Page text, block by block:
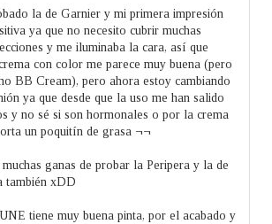
la de Garnier y mi primera impresión
ya que no necesito cubrir muchas
y me iluminaba la cara, así que
con color me parece muy buena (pero
BB Cream), pero ahora estoy cambiando
ya que desde que la uso me han salido
y no sé si son hormonales o por la crema
un poquitín de grasa ¬¬
ganas de probar la Peripera y la de
también xDD
tiene muy buena pinta, por el acabado y